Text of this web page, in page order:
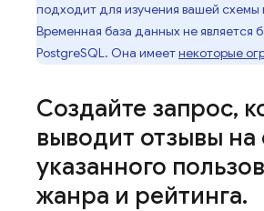
подходит для изучения вашей схемы
Временная база данных не является
PostgreSQL. Она имеетнекоторые
Создайте запрос,
выводит отзывы на
указанного
жанра и рейтинга.